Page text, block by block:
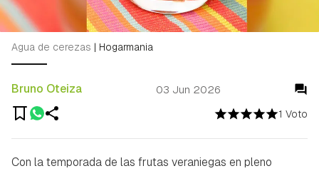
1 Voto
Bruno Oteiza 03 Jun 2026
Agua de cerezas | Hogarmania
Con la temporada de las frutas veraniegas en pleno